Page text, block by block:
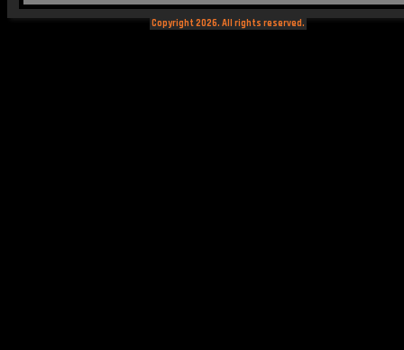
Copyright 2026. All rights reserved.